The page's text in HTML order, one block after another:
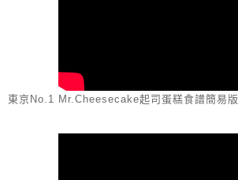
東京No.1 Mr.Cheesecake起司蛋糕食譜簡易版